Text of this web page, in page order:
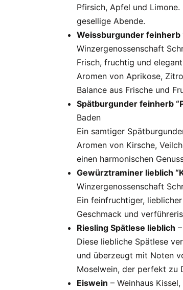
Pfirsich, Apfel und
gesellige Abende.
Weissburgunder feinherb
Winzergenossenschaft
Frisch, fruchtig und
Aromen von Aprikose,
Balance aus Frische und
Spätburgunder feinherb
Baden
Ein samtiger
Aromen von Kirsche,
einen harmonischen
Gewürztraminer lieblich
Winzergenossenschaft
Ein feinfruchtiger,
Geschmack und
Riesling Spätlese lieblich
Diese liebliche Spätlese
und überzeugt mit Noten
Moselwein, der perfekt zu
Eiswein – Weinhaus